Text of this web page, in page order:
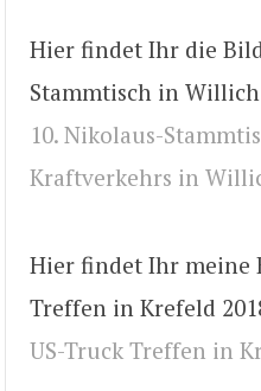
Hier findet Ihr die
Stammtisch in
10. Nikolaus-
Kraftverkehrs in
Hier findet Ihr meine
Treffen in Krefeld
US-Truck Treffen in